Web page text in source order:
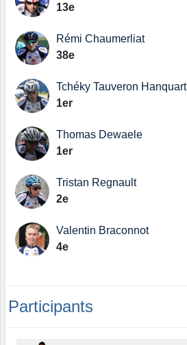
13e
Rémi Chaumerliat
38e
Tchéky Tauveron Hanquart
1er
Thomas Dewaele
1er
Tristan Regnault
2e
Valentin Braconnot
4e
Participants